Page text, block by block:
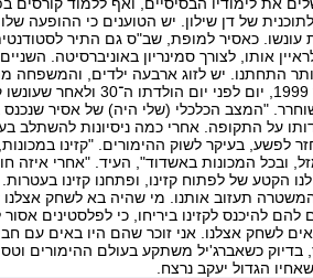
של דן שילון. יש הטוענים כי ההופעה
עונשו. כאסיר למופת, שב"ס גם התיר
אותו, לצורך סמינריון באוניברסיטה.
התחתנו. יש לזוג ארבעה ילדים, והמשפחה
על התקופה. אחרי כמה ניסיונות להשתלב
לפשע, בעיקר לשוק ההימורים. "קזינו
ובכל המכונות באשדוד", העיד. "אחרי איזה
הקטע של לפתוח קזינו, ופתחנו קזינו
תעזוב אותנו. מי שהיה בא לשחק אצלנו
להם להיכנס לקזינו ביריחו, כי לפלסטינים
לשחק אצלנו. אני זוכר שהם היו באים עם
בדיוק כשאברג'יל משתקע בעולם ההימורים
הגדול יעקב נרצח.